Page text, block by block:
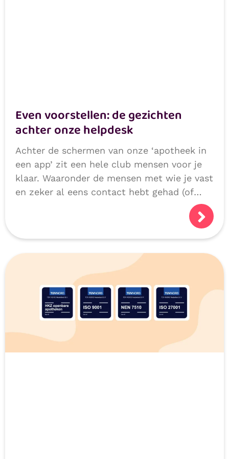
Even voorstellen: de gezichten
achter onze helpdesk
Achter de schermen van onze ‘apotheek in
een app’ zit een hele club mensen voor je
klaar. Waaronder de mensen met wie je vast
en zeker al eens contact hebt gehad (of